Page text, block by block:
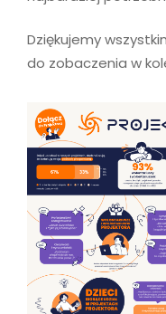
Dziękujemy
do zobaczenia w